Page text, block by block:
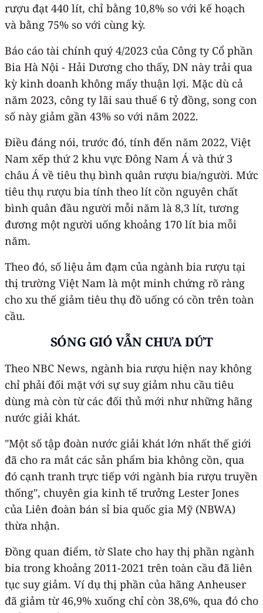
rượu đạt 440 lít, chỉ bằng 10,8% so với kế hoạch
và bằng 75% so với cùng kỳ.
Báo cáo tài chính quý 4/2023 của Công ty Cổ phần
Bia Hà Nội - Hải Dương cho thấy, DN này trải qua
kỳ kinh doanh không mấy thuận lợi. Mặc dù cả
năm 2023, công ty lãi sau thuế 6 tỷ đồng, song con
số này giảm gần 43% so với năm 2022.
Điều đáng nói, trước đó, tính đến năm 2022, Việt
Nam xếp thứ 2 khu vực Đông Nam Á và thứ 3
châu Á về tiêu thụ bình quân rượu bia/người. Mức
tiêu thụ rượu bia tính theo lít cồn nguyên chất
bình quân đầu người mỗi năm là 8,3 lít, tương
đương một người uống khoảng 170 lít bia mỗi
năm.
Theo đó, số liệu ảm đạm của ngành bia rượu tại
thị trường Việt Nam là một minh chứng rõ ràng
cho xu thế giảm tiêu thụ đồ uống có cồn trên toàn
cầu.
SÓNG GIÓ VẪN CHƯA DỨT
Theo NBC News, ngành bia rượu hiện nay không
chỉ phải đối mặt với sự suy giảm nhu cầu tiêu
dùng mà còn từ các đối thủ mới như những hãng
nước giải khát.
"Một số tập đoàn nước giải khát lớn nhất thế giới
đã cho ra mắt các sản phẩm bia không cồn, qua
đó cạnh tranh trực tiếp với ngành bia rượu truyền
thống", chuyên gia kinh tế trưởng Lester Jones
của Liên đoàn bán sỉ bia quốc gia Mỹ (NBWA)
thừa nhận.
Đồng quan điểm, tờ Slate cho hay thị phần ngành
bia trong khoảng 2011-2021 trên toàn cầu đã liên
tục suy giảm. Ví dụ thị phần của hãng Anheuser
đã giảm từ 46,9% xuống chỉ còn 38,6%, qua đó cho